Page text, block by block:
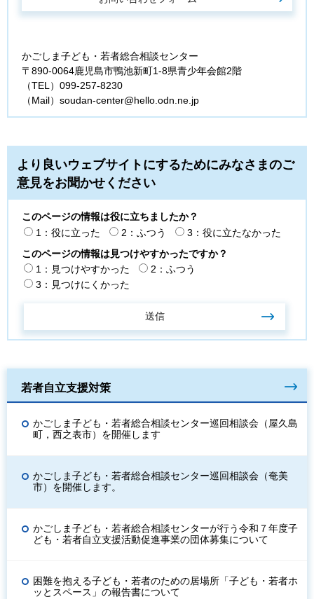
かごしま子ども・若者総合相談センター
〒890-0064鹿児島市鴨池新町1-8県青少年会館2階
（TEL）099-257-8230
（Mail）soudan-center@hello.odn.ne.jp
より良いウェブサイトにするためにみなさまのご
意見をお聞かせください
このページの情報は役に立ちましたか？
1：役に立った
2：ふつう
3：役に立たなかった
このページの情報は見つけやすかったですか？
1：見つけやすかった
2：ふつう
3：見つけにくかった
若者自立支援対策
かごしま子ども・若者総合相談センター巡回相談会（屋久島
町，西之表市）を開催します
かごしま子ども・若者総合相談センター巡回相談会（奄美
市）を開催します。
かごしま子ども・若者総合相談センターが行う令和７年度子
ども・若者自立支援活動促進事業の団体募集について
困難を抱える子ども・若者のための居場所「子ども・若者ホ
ッとスペース」の報告書について